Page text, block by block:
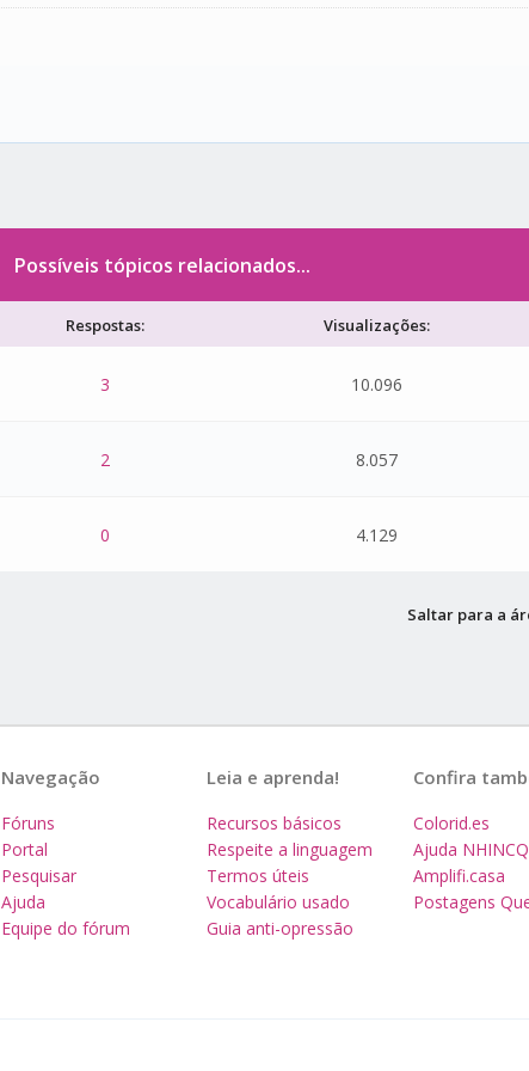
Possíveis tópicos relacionados...
Respostas: Visualizações:
3 10.096
2 8.057
0 4.129
Saltar para a
Confira
Colorid.es
Ajuda
Amplifi.casa
Postagens
Leia e aprenda!
Recursos básicos
Respeite a linguagem
Termos úteis
Vocabulário usado
Guia anti-opressão
Navegação
Fóruns
Portal
Pesquisar
Ajuda
Equipe do fórum